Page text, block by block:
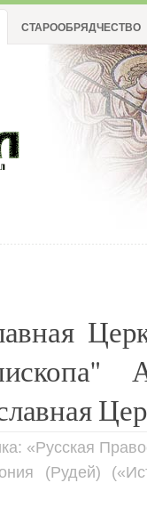
СТАРООБРЯДЧЕСТВО
«Русская
(Рудей)